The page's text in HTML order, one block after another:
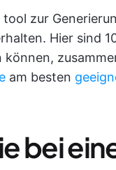
zur
Hier sind
am besten
bei